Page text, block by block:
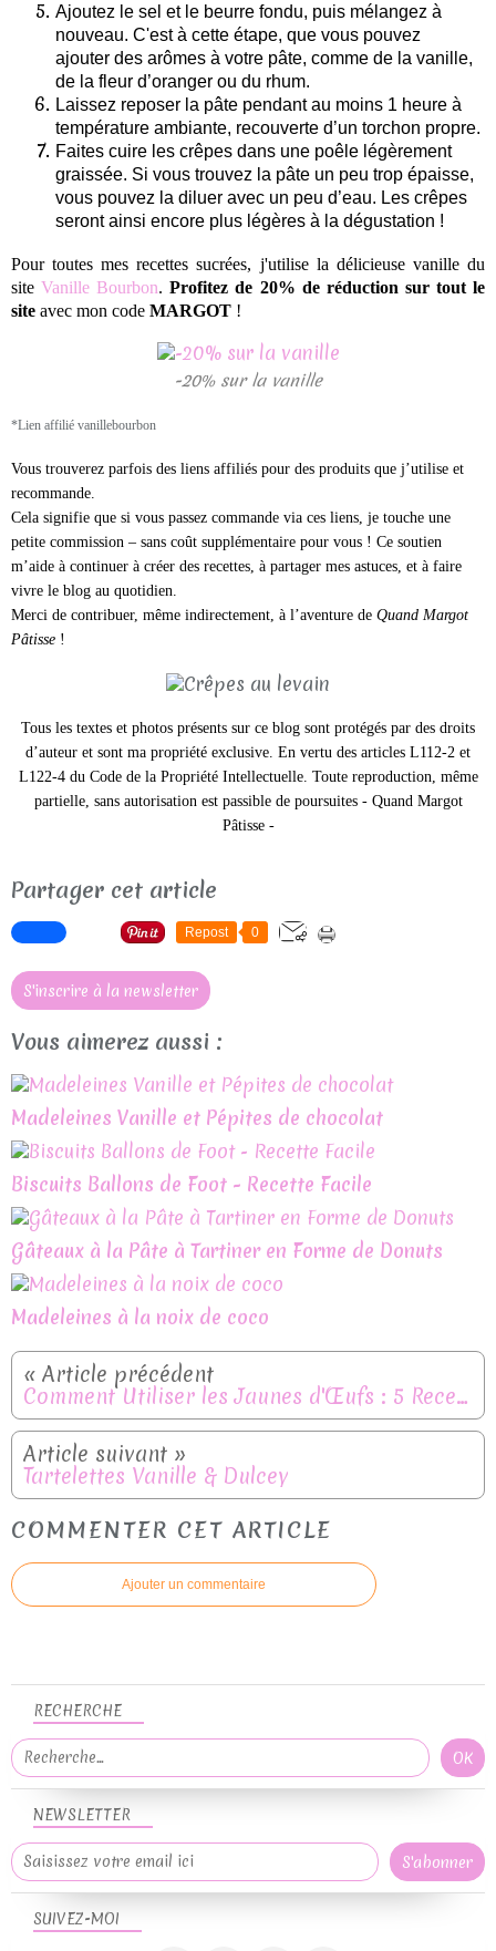
Ajoutez le sel et le beurre fondu, puis mélangez à
nouveau. C'est à cette étape, que vous pouvez
ajouter des arômes à votre pâte, comme de la vanille,
de la fleur d’oranger ou du rhum.
Laissez reposer la pâte pendant au moins 1 heure à
température ambiante, recouverte d’un torchon propre.
Faites cuire les crêpes dans une poêle légèrement
graissée. Si vous trouvez la pâte un peu trop épaisse,
vous pouvez la diluer avec un peu d’eau. Les crêpes
seront ainsi encore plus légères à la dégustation !
Pour toutes mes recettes sucrées, j'utilise la délicieuse vanille du
site Vanille Bourbon. Profitez de 20% de réduction sur tout le
site avec mon code MARGOT !
-20% sur la vanille
*Lien affilié vanillebourbon
Vous trouverez parfois des liens affiliés pour des produits que j’utilise et
recommande.
Cela signifie que si vous passez commande via ces liens, je touche une
petite commission – sans coût supplémentaire pour vous ! Ce soutien
m’aide à continuer à créer des recettes, à partager mes astuces, et à faire
vivre le blog au quotidien.
Merci de contribuer, même indirectement, à l’aventure de Quand Margot
Pâtisse !
Tous les textes et photos présents sur ce blog sont protégés par des droits
d’auteur et sont ma propriété exclusive. En vertu des articles L112-2 et
L122-4 du Code de la Propriété Intellectuelle. Toute reproduction, même
partielle, sans autorisation est passible de poursuites - Quand Margot
Pâtisse -
Partager cet article
Repost 0
S'inscrire à la newsletter
Vous aimerez aussi :
Madeleines Vanille et Pépites de chocolat
Biscuits Ballons de Foot - Recette Facile
Gâteaux à la Pâte à Tartiner en Forme de Donuts
Madeleines à la noix de coco
Comment Utiliser les Jaunes d'Œufs : 5 Recettes Anti-Gaspillage
Tartelettes Vanille & Dulcey
COMMENTER CET ARTICLE
Ajouter un commentaire
NEWSLETTER
SUIVEZ-MOI
RECHERCHE